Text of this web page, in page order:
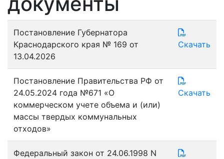
Постановление Губернатора
Краснодарского края № 169 от
13.04.2026
Скачать
Постановление Правительства РФ от
24.05.2024 года №671 «О
коммерческом учете объема и (или)
массы твердых коммунальных
отходов»
Скачать
Федеральный закон от 24.06.1998 N